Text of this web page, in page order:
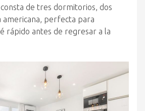
de tres dormitorios, dos
americana, perfecta para
rápido antes de regresar a la